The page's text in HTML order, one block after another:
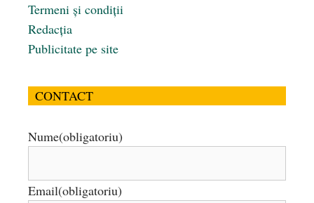
Termeni și condiții
Redacția
Publicitate pe site
CONTACT
Nume(obligatoriu)
Email(obligatoriu)